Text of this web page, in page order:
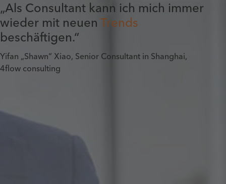
„Als Consultant kann ich mich immer
wieder mit neuen Trends
beschäftigen.“
Yifan „Shawn“ Xiao, Senior Consultant in Shanghai,
4flow consulting